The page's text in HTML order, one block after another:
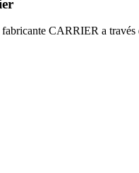
CARRIER a través